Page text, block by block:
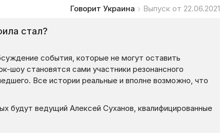
Говорит Украина Выпуск от 22.06.2021
стал?
события, которые не могут оставить
шоу становятся сами участники резонансного
Все истории реальные и вполне возможно, что
будут ведущий Алексей Суханов, квалифицированные